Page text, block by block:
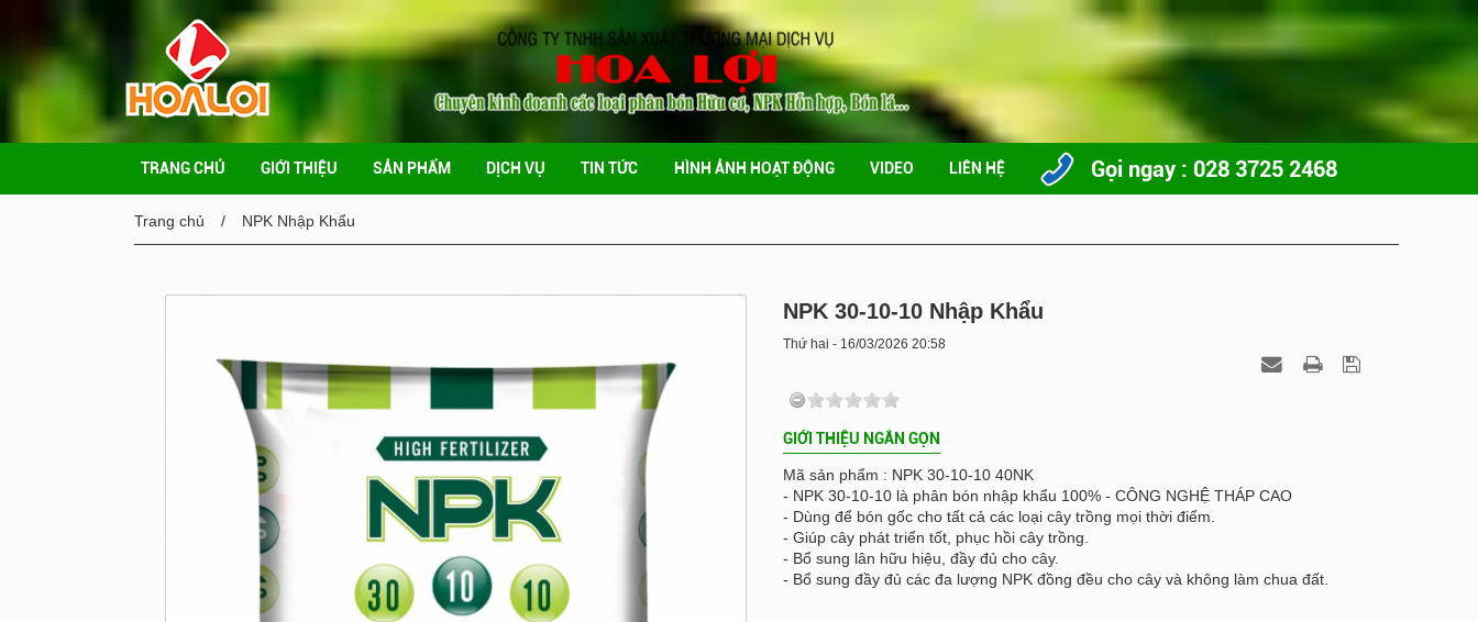
TRANG CHỦ GIỚI THIỆU SẢN PHẨM DỊCH VỤ TIN TỨC HÌNH ẢNH HOẠT ĐỘNG VIDEO LIÊN HỆ Gọi ngay : 028 3725 2468
Trang chủ NPK Nhập Khẩu
NPK 30-10-10 Nhập Khẩu
Thứ hai - 16/03/2026 20:58
GIỚI THIỆU NGẮN GỌN
Mã sản phẩm : NPK 30-10-10 40NK
- NPK 30-10-10 là phân bón nhập khẩu 100% - CÔNG NGHỆ THÁP CAO
- Dùng để bón gốc cho tất cả các loại cây trồng mọi thời điểm.
- Giúp cây phát triển tốt, phục hồi cây trồng.
- Bổ sung lân hữu hiệu, đầy đủ cho cây.
- Bổ sung đầy đủ các đa lượng NPK đồng đều cho cây và không làm chua đất.